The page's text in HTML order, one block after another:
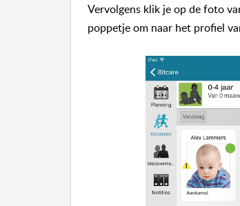
Vervolgens klik je op de foto
poppetje om naar het profiel